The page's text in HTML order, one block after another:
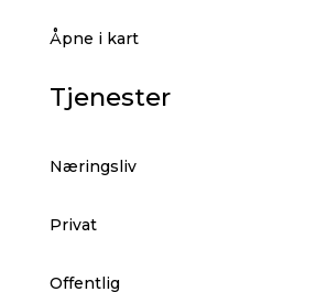
Åpne i kart
Tjenester
Næringsliv
Privat
Offentlig